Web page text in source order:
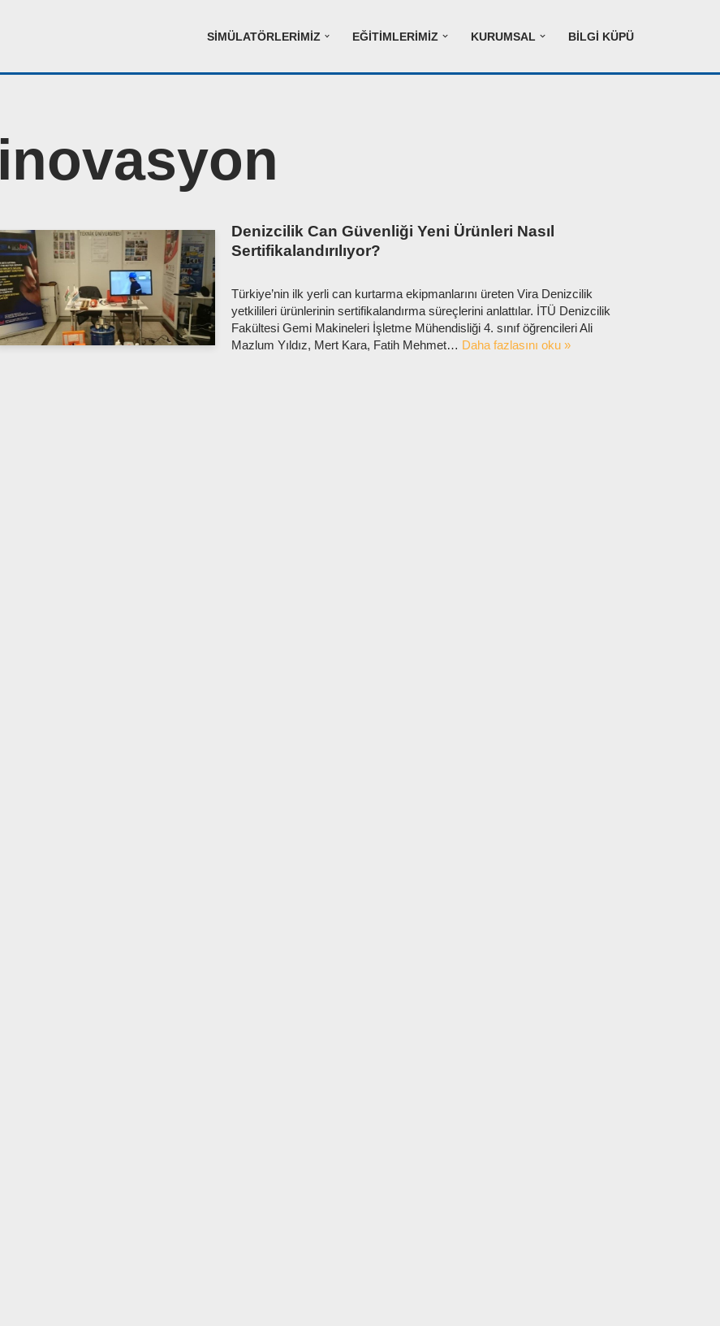
SIMÜLATÖRLERIMIZ EĞITIMLERIMIZ KURUMSAL BILGI KÜPÜ
inovasyon
Denizcilik Can Güvenliği Yeni Ürünleri Nasıl
Sertifikalandırılıyor?
Türkiye’nin ilk yerli can kurtarma ekipmanlarını üreten Vira Denizcilik
yetkilileri ürünlerinin sertifikalandırma süreçlerini anlattılar. İTÜ Denizcilik
Fakültesi Gemi Makineleri İşletme Mühendisliği 4. sınıf öğrencileri Ali
Mazlum Yıldız, Mert Kara, Fatih Mehmet… Daha fazlasını oku »